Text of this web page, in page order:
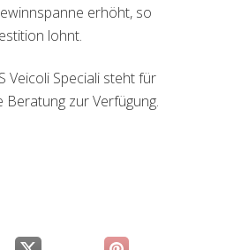
erhöht, so
lohnt.
Veicoli Speciali steht für
Beratung zur Verfügung.